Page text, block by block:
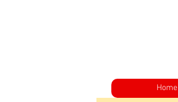
Home